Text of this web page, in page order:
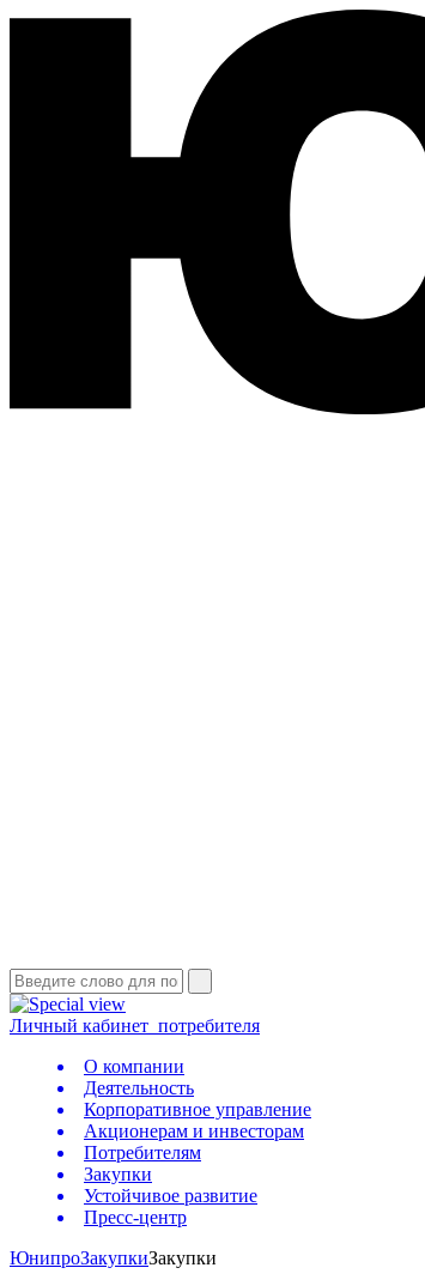
Личный кабинет потребителя
О компании
Деятельность
Корпоративное управление
Акционерам и инвесторам
Потребителям
Закупки
Устойчивое развитие
Пресс-центр
ЮнипроЗакупкиЗакупки